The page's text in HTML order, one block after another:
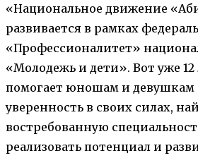
«Национальное движение
развивается в рамках
«Профессионалитет»
«Молодежь и дети». Вот уже 12
помогает юношам и девушкам
уверенность в своих силах,
востребованную
реализовать потенциал и